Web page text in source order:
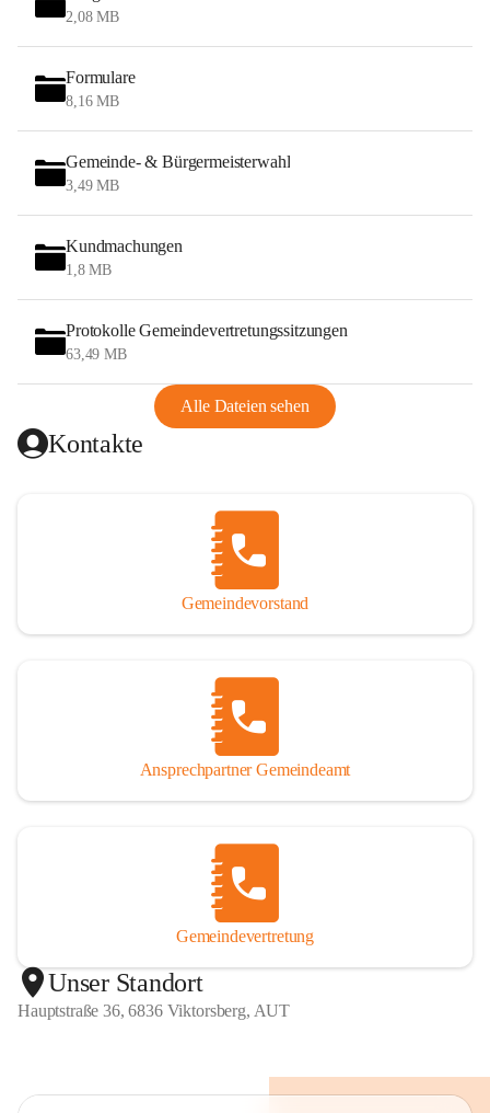
2,08 MB
Formulare
8,16 MB
Gemeinde- & Bürgermeisterwahl
3,49 MB
Kundmachungen
1,8 MB
Protokolle Gemeindevertretungssitzungen
63,49 MB
Alle Dateien sehen
Kontakte
Gemeindevorstand
Ansprechpartner Gemeindeamt
Gemeindevertretung
Unser Standort
Hauptstraße 36, 6836 Viktorsberg, AUT